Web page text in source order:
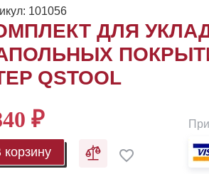
101056
ДЛЯ
QSTOOL
₽
корзину